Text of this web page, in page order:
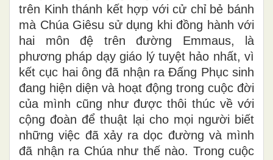
trên Kinh thánh kết hợp với cử chỉ bẻ bánh
mà Chúa Giêsu sử dụng khi đồng hành với
hai môn đệ trên đường Emmaus, là
phương pháp dạy giáo lý tuyệt hảo nhất, vì
kết cục hai ông đã nhận ra Đấng Phục sinh
đang hiện diện và hoạt động trong cuộc đời
của mình cũng như được thôi thúc về với
cộng đoàn để thuật lại cho mọi người biết
những việc đã xảy ra dọc đường và mình
đã nhận ra Chúa như thế nào. Trong cuộc